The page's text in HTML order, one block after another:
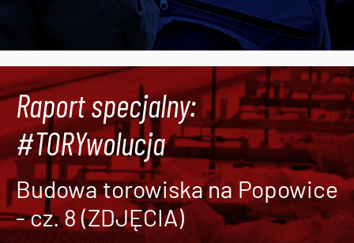
Raport specjalny:
#TORYwolucja
Budowa torowiska na Popowice
- cz. 8 (ZDJĘCIA)